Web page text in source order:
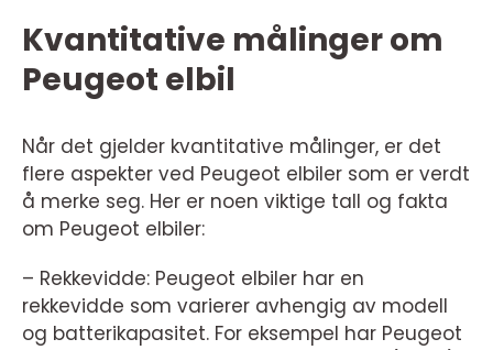
Kvantitative målinger om
Peugeot elbil
Når det gjelder kvantitative målinger, er det
flere aspekter ved Peugeot elbiler som er verdt
å merke seg. Her er noen viktige tall og fakta
om Peugeot elbiler:
– Rekkevidde: Peugeot elbiler har en
rekkevidde som varierer avhengig av modell
og batterikapasitet. For eksempel har Peugeot